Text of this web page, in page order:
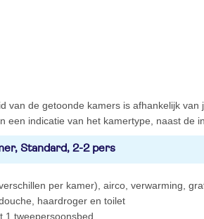
van de getoonde kamers is afhankelijk
een indicatie van het kamertype, naast de
Standard, 2-2 pers
per kamer), airco, verwarming,
haardroger en toilet
1 tweepersoonsbed